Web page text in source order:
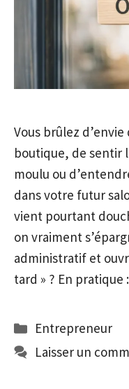
Vous brûlez
boutique, de sentir
moulu ou
dans votre futur
vient pourtant
on vraiment
administratif et
tard » ? En
Catégories
Entrepreneur
Laisser un